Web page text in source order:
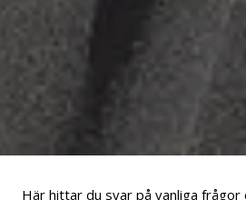
Här hittar du svar på vanliga